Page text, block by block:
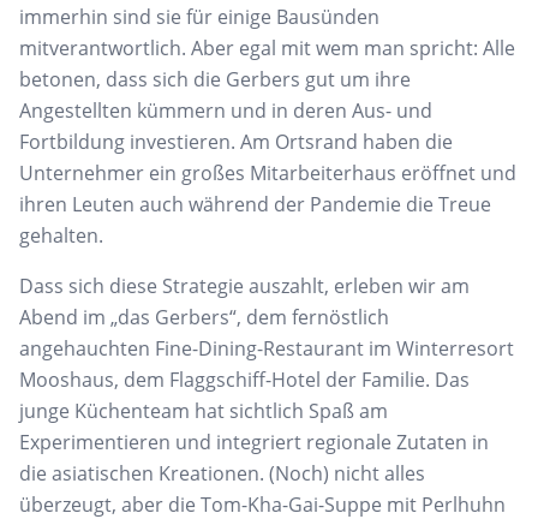
immerhin sind sie für einige Bausünden
mitverantwortlich. Aber egal mit wem man spricht: Alle
betonen, dass sich die Gerbers gut um ihre
Angestellten kümmern und in deren Aus- und
Fortbildung investieren. Am Ortsrand haben die
Unternehmer ein großes Mitarbeiterhaus eröffnet und
ihren Leuten auch während der Pandemie die Treue
gehalten.
Dass sich diese Strategie auszahlt, erleben wir am
Abend im „das Gerbers“, dem fernöstlich
angehauchten Fine-Dining-Restaurant im Winterresort
Mooshaus, dem Flaggschiff-Hotel der Familie. Das
junge Küchenteam hat sichtlich Spaß am
Experimentieren und integriert regionale Zutaten in
die asiatischen Kreationen. (Noch) nichtalles
überzeugt, aber die Tom-Kha-Gai-Suppe mit Perlhuhn